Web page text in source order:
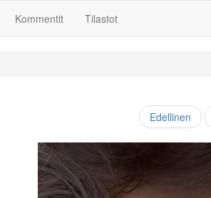
Kommentit Tilastot
Edellinen